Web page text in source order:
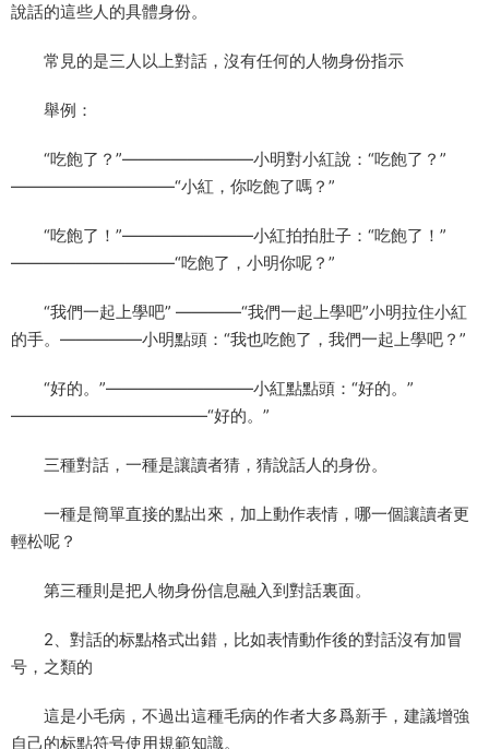
說話的這些人的具體身份。
常見的是三人以上對話，沒有任何的人物身份指示
舉例：
“吃飽了？”————————小明對小紅說：“吃飽了？”
——————————“小紅，你吃飽了嗎？”
“吃飽了！”————————小紅拍拍肚子：“吃飽了！”
——————————“吃飽了，小明你呢？”
“我們一起上學吧” ————“我們一起上學吧”小明拉住小紅
的手。—————小明點頭：“我也吃飽了，我們一起上學吧？”
“好的。”—————————小紅點點頭：“好的。”
————————————“好的。”
三種對話，一種是讓讀者猜，猜說話人的身份。
一種是簡單直接的點出來，加上動作表情，哪一個讓讀者更
輕松呢？
第三種則是把人物身份信息融入到對話裏面。
2、對話的标點格式出錯，比如表情動作後的對話沒有加冒
号，之類的
這是小毛病，不過出這種毛病的作者大多爲新手，建議增強
自己的标點符号使用規範知識。